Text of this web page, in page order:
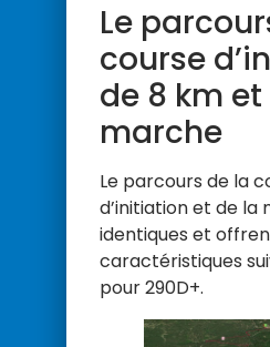
Le
course
de 8 km
marche
Le parcours de la
d’initiation et de la
identiques et
caractéristiques
pour 290D+.